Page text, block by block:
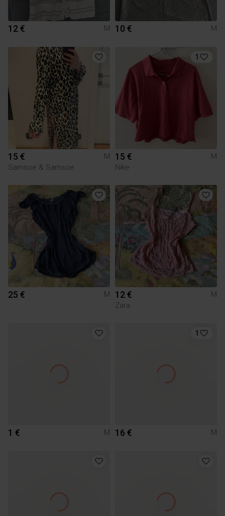
12 € M 10 € M
15 €
M
Samsoe & Samsoe
1
15 €
M
Nike
25 € M 12 €
M
Zara
1 € M
1
16 € M